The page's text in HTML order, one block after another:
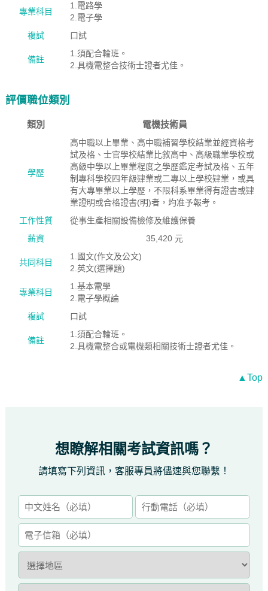
專業科目
1.電路學
2.電子學
複試
口試
備註
1.須配合輪班。
2.具機電整合技術士證者尤佳。
評價職位類別
類別 電機技術員
學歷
高中職以上畢業、高中職補習學校結業並經資格考
試及格、士官學校結業比敘高中、高級職業學校或
高級中學以上畢業程度之學歷鑑定考試及格、五年
制專科學校四年級肄業或二專以上學校肄業，或具
有大專畢業以上學歷，不限科系畢業得有證書或肄
業證明或合格證書(明)者，均准予報考。
工作性質
從事生產相關設備檢修及維護保養
薪資
35,420 元
共同科目
1.國文(作文及公文)
2.英文(選擇題)
專業科目
1.基本電學
2.電子學概論
複試
口試
備註
1.須配合輪班。
2.具機電整合或電機類相關技術士證者尤佳。
▲Top
想瞭解相關考試資訊嗎？
請填寫下列資訊，客服專員將儘速與您聯繫！